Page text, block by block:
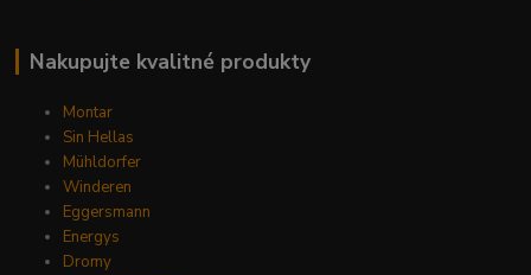
Nakupujte kvalitné produkty
Montar
Sin Hellas
Mühldorfer
Winderen
Eggersmann
Energys
Dromy